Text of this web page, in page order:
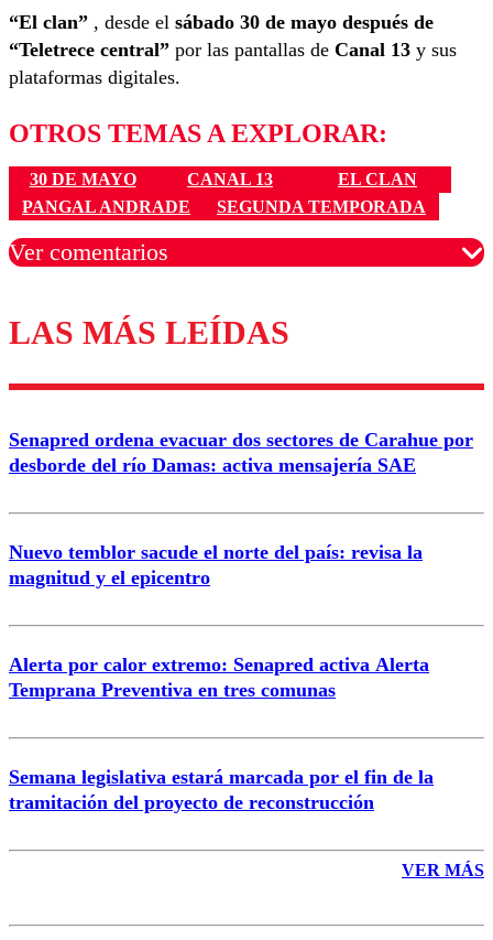
“El clan” , desde el sábado 30 de mayo después de
“Teletrece central” por las pantallas de Canal 13 y sus
plataformas digitales.
OTROS TEMAS A EXPLORAR:
30 DE MAYO CANAL 13
EL CLAN
PANGAL ANDRADE
SEGUNDA TEMPORADA
Ver comentarios
Los comentarios son moderados para garantizar un
diálogo respetuoso.
Correo
LAS MÁS LEÍDAS
Senapred ordena evacuar dos sectores de Carahue por
desborde del río Damas: activa mensajería SAE
Nuevo temblor sacude el norte del país: revisa la
magnitud y el epicentro
Alerta por calor extremo: Senapred activa Alerta
Temprana Preventiva en tres comunas
Semana legislativa estará marcada por el fin de la
tramitación del proyecto de reconstrucción
VER MÁS